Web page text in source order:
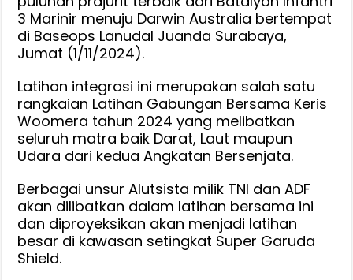
3 Marinir menuju Darwin Australia bertempat
di Baseops Lanudal Juanda Surabaya,
Jumat (1/11/2024).
Latihan integrasi ini merupakan salah satu
rangkaian Latihan Gabungan Bersama Keris
Woomera tahun 2024 yang melibatkan
seluruh matra baik Darat, Laut maupun
Udara dari kedua Angkatan Bersenjata.
Berbagai unsur Alutsista milik TNI dan ADF
akan dilibatkan dalam latihan bersama ini
dan diproyeksikan akan menjadi latihan
besar di kawasan setingkat Super Garuda
Shield.